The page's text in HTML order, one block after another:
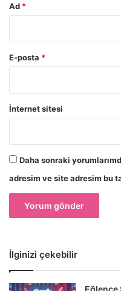
Ad *
E-posta *
İnternet sitesi
Daha sonraki
adresim ve site adresim bu
İlginizi çekebilir
Eğlence